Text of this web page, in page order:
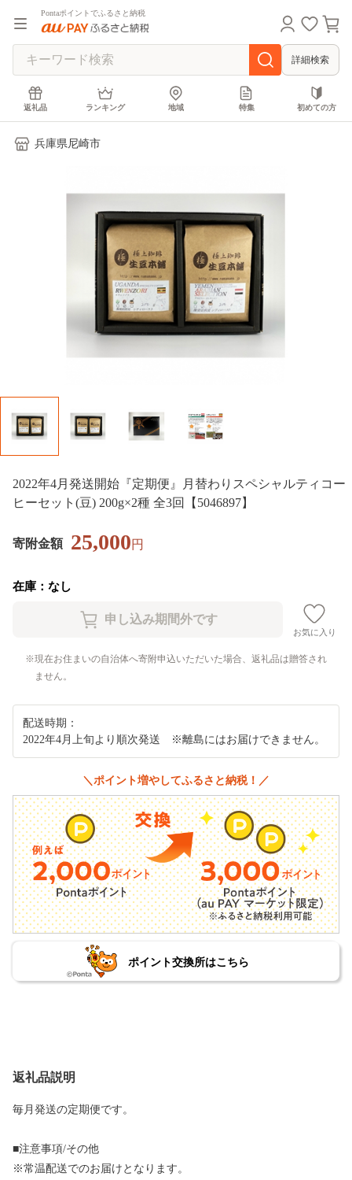
Pontaポイントでふるさと納税
詳細検索
返礼品 ランキング 地域 特集 初めての方
兵庫県尼崎市
2022年4月発送開始『定期便』月替わりスペシャルティコー
ヒーセット(豆) 200g×2種 全3回【5046897】
寄附金額 25,000円
在庫：なし
お気に入り
現在お住まいの自治体へ寄附申込いただいた場合、返礼品は贈答され
ません。
配送時期：
2022年4月上旬より順次発送 ※離島にはお届けできません。
＼ポイント増やしてふるさと納税！／
ポイント交換所はこちら
返礼品説明
毎月発送の定期便です。
■注意事項/その他
※常温配送でのお届けとなります。